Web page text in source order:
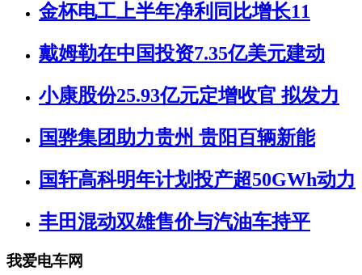
金杯电工上半年净利同比增长11
戴姆勒在中国投资7.35亿美元建动
小康股份25.93亿元定增收官 拟发力
国骅集团助力贵州 贵阳百辆新能
国轩高科明年计划投产超50GWh动力
丰田混动双雄售价与汽油车持平
我爱电车网